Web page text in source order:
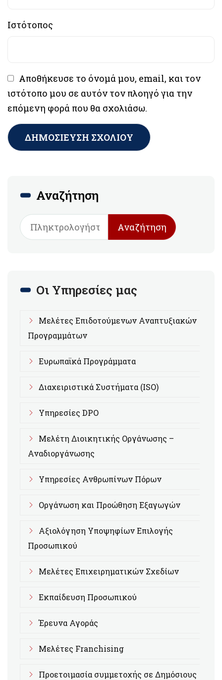
Ιστότοπος
Αποθήκευσε το όνομά μου, email, και τον
ιστότοπο μου σε αυτόν τον πλοηγό για την
επόμενη φορά που θα σχολιάσω.
Αναζήτηση
Αναζήτηση
Οι Υπηρεσίες μας
Μελέτες Επιδοτούμενων Αναπτυξιακών
Προγραμμάτων
Ευρωπαϊκά Προγράμματα
Διαχειριστικά Συστήματα (ISO)
Υπηρεσίες DPO
Μελέτη Διοικητικής Οργάνωσης –
Αναδιοργάνωσης
Υπηρεσίες Ανθρωπίνων Πόρων
Οργάνωση και Προώθηση Εξαγωγών
Αξιολόγηση Υποψηφίων Επιλογής
Προσωπικού
Μελέτες Επιχειρηματικών Σχεδίων
Εκπαίδευση Προσωπικού
Έρευνα Αγοράς
Μελέτες Franchising
Προετοιμασία συμμετοχής σε Δημόσιους